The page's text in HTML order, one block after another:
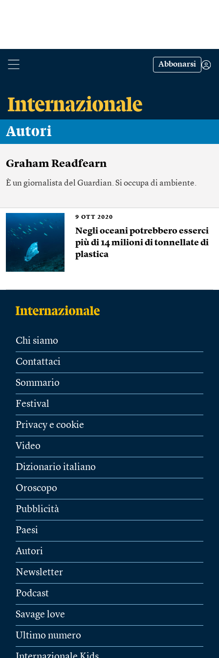
Abbonarsi
Autori
Graham Readfearn
È un giornalista del Guardian. Si occupa di ambiente.
9 OTT 2020
Negli oceani potrebbero esserci
più di 14 milioni di tonnellate di
plastica
Chi siamo
Contattaci
Sommario
Festival
Privacy e cookie
Video
Dizionario italiano
Oroscopo
Pubblicità
Paesi
Autori
Newsletter
Podcast
Savage love
Ultimo numero